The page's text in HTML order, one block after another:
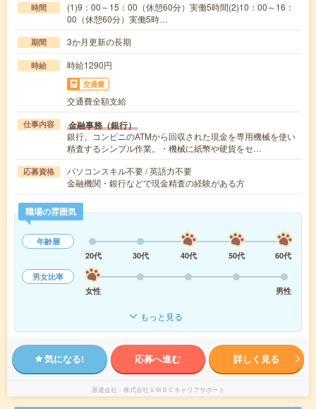
時間
(1)9：00～15：00（休憩60分）実働5時間(2)10：00～16：
00（休憩60分）実働5時…
期間 3か月更新の長期
時給 時給1290円
交通費
交通費全額支給
仕事内容 金融事務（銀行）
銀行、コンビニのATMから回収された現金を専用機械を使い
精査するシンプル作業。・機械に紙幣や硬貨をセ…
応募資格
パソコンスキル不要 / 英語力不要
金融機関・銀行などで現金精査の経験がある方
職場の雰囲気
年齢層
20代
30代 40代 50代
60代
男女比率
女性
男性
もっと見る
気になる! 応募へ進む 詳しく見る
派遣会社 株式会社ＳＭＢＣキャリアサポート